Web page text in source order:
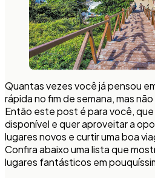
Quantas vezes você já pensou
rápida no fim de semana, mas
Então este post é para você,
disponível e quer aproveitar a
lugares novos e curtir uma boa
Confira abaixo uma lista que
lugares fantásticos em